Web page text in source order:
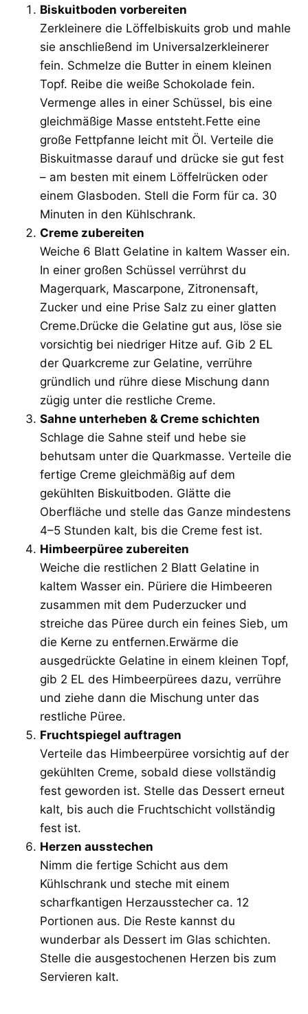
Biskuitboden vorbereiten
Zerkleinere die Löffelbiskuits grob und mahle
sie anschließend im Universalzerkleinerer
fein. Schmelze die Butter in einem kleinen
Topf. Reibe die weiße Schokolade fein.
Vermenge alles in einer Schüssel, bis eine
gleichmäßige Masse entsteht.Fette eine
große Fettpfanne leicht mit Öl. Verteile die
Biskuitmasse darauf und drücke sie gut fest
– am besten mit einem Löffelrücken oder
einem Glasboden. Stell die Form für ca. 30
Minuten in den Kühlschrank.
Creme zubereiten
Weiche 6 Blatt Gelatine in kaltem Wasser ein.
In einer großen Schüssel verrührst du
Magerquark, Mascarpone, Zitronensaft,
Zucker und eine Prise Salz zu einer glatten
Creme.Drücke die Gelatine gut aus, löse sie
vorsichtig bei niedriger Hitze auf. Gib 2 EL
der Quarkcreme zur Gelatine, verrühre
gründlich und rühre diese Mischung dann
zügig unter die restliche Creme.
Sahne unterheben & Creme schichten
Schlage die Sahne steif und hebe sie
behutsam unter die Quarkmasse. Verteile die
fertige Creme gleichmäßig auf dem
gekühlten Biskuitboden. Glätte die
Oberfläche und stelle das Ganze mindestens
4–5 Stunden kalt, bis die Creme fest ist.
Himbeerpüree zubereiten
Weiche die restlichen 2 Blatt Gelatine in
kaltem Wasser ein. Püriere die Himbeeren
zusammen mit dem Puderzucker und
streiche das Püree durch ein feines Sieb, um
die Kerne zu entfernen.Erwärme die
ausgedrückte Gelatine in einem kleinen Topf,
gib 2 EL des Himbeerpürees dazu, verrühre
und ziehe dann die Mischung unter das
restliche Püree.
Fruchtspiegel auftragen
Verteile das Himbeerpüree vorsichtig auf der
gekühlten Creme, sobald diese vollständig
fest geworden ist. Stelle das Dessert erneut
kalt, bis auch die Fruchtschicht vollständig
fest ist.
Herzen ausstechen
Nimm die fertige Schicht aus dem
Kühlschrank und steche mit einem
scharfkantigen Herzausstecher ca. 12
Portionen aus. Die Reste kannst du
wunderbar als Dessert im Glas schichten.
Stelle die ausgestochenen Herzen bis zum
Servieren kalt.